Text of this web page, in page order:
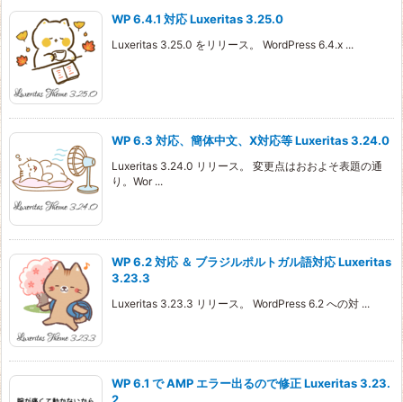
WP 6.4.1 対応 Luxeritas 3.25.0
Luxeritas 3.25.0 をリリース。 WordPress 6.4.x ...
WP 6.3 対応、簡体中文、X対応等 Luxeritas 3.24.0
Luxeritas 3.24.0 リリース。 変更点はおおよそ表題の通
り。Wor ...
WP 6.2 対応 ＆ ブラジルポルトガル語対応 Luxeritas
3.23.3
Luxeritas 3.23.3 リリース。 WordPress 6.2 への対 ...
WP 6.1 で AMP エラー出るので修正 Luxeritas 3.23.